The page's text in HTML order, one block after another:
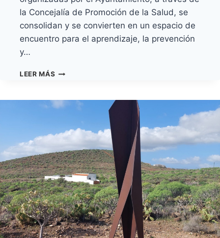
la Concejalía de Promoción de la Salud, se
consolidan y se convierten en un espacio de
encuentro para el aprendizaje, la prevención
y…
LEER MÁS LAS
CÁNCER
SE
CONSOLIDAN
COMO
UN
ESPACIO
DE
ENCUENTRO
PARA
EL
APRENDIZAJE
Y